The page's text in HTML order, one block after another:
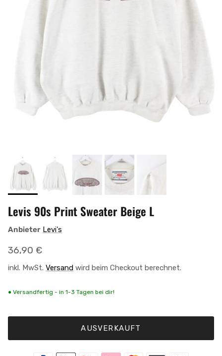
Levis 90s Print Sweater Beige L
Anbieter Levi's
Normaler Preis
36,90 €
inkl. MwSt. Versand wird beim Checkout berechnet.
● Versandfertig - in 1-3 Tagen bei dir!
AUSVERKAUFT